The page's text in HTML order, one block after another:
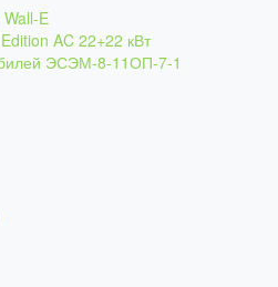
E
AC 22+22 кВт
ЭСЭМ-8-11ОП-7-1